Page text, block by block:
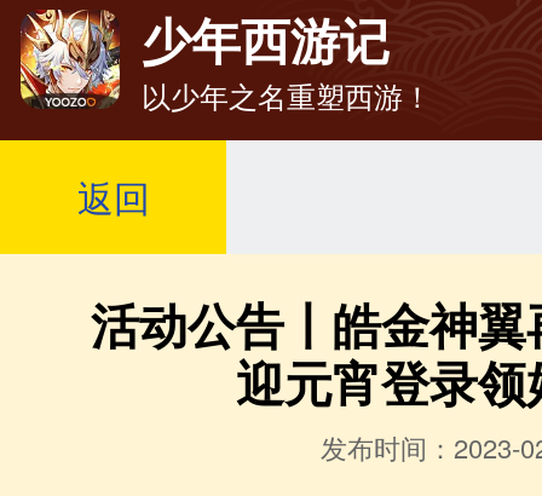
少年西游记
以少年之名重塑西游！
返回
活动公告丨皓金神
迎元宵登录
发布时间：2023-